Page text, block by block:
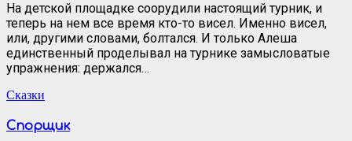
На детской площадке соорудили настоящий турник, и
теперь на нем все время кто-то висел. Именно висел,
или, другими словами, болтался. И только Алеша
единственный проделывал на турнике замысловатые
упражнения: держался…
Сказки
Спорщик